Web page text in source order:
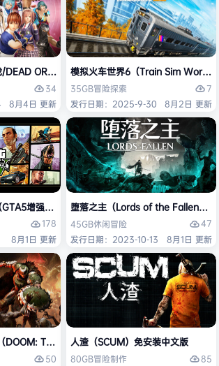
/DEAD OR ALIVE 6 Last Round》免安装中文版
34
8月4日 更新
模拟火车世界6（Train Sim World
35GB冒险探索
7
发行日期：2025-9-30
8月2日 更新
GTA5增强版（Grand Theft Auto V Enhanced）免
178
8月1日 更新
堕落之主（Lords of the Fallen）免
45GB休闲冒险
47
发行日期：2023-10-13
8月1日 更新
DOOM: The Dark Ages）免安装中文版
50
人渣（SCUM）免安装中文版
80GB冒险制作
85